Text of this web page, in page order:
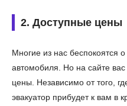
2. Доступные цены
Многие из нас беспокоятся
автомобиля. Но на сайте
цены. Независимо от того,
эвакуатор прибудет к вам в